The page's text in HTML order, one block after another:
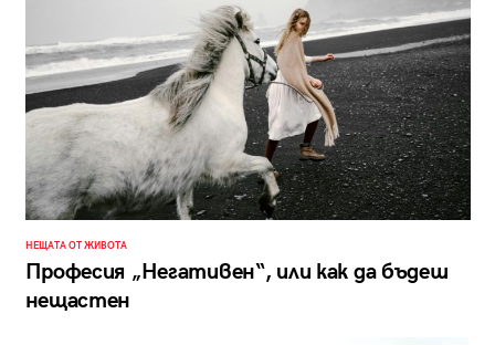
НЕЩАТА ОТ ЖИВОТА
Професия „Негативен“, или как да бъдеш
нещастен